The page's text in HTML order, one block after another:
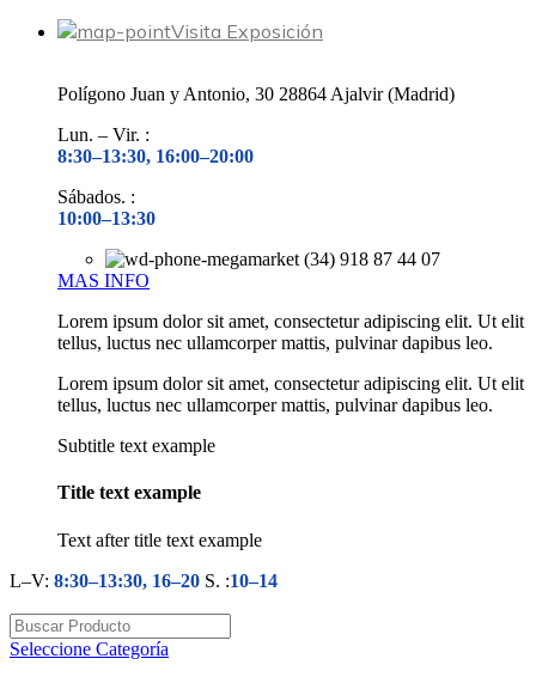
Visita Exposición
Polígono Juan y Antonio, 30 28864 Ajalvir (Madrid)
Lun. – Vir. :
8:30–13:30, 16:00–20:00
Sábados. :
10:00–13:30
(34) 918 87 44 07
MAS INFO
Lorem ipsum dolor sit amet, consectetur adipiscing elit. Ut elit
tellus, luctus nec ullamcorper mattis, pulvinar dapibus leo.
Lorem ipsum dolor sit amet, consectetur adipiscing elit. Ut elit
tellus, luctus nec ullamcorper mattis, pulvinar dapibus leo.
Subtitle text example
Title text example
Text after title text example
L–V: 8:30–13:30, 16–20 S. :10–14
Seleccione Categoría